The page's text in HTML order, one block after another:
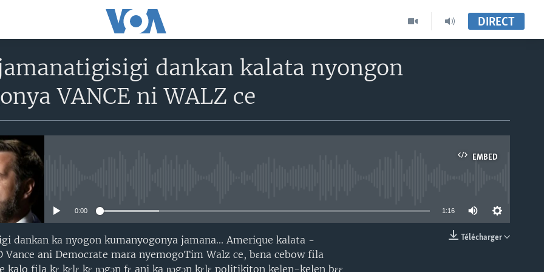
DIRECT
dankan kalata nyongon
VANCE ni WALZ ce
EMBED
0:00 1:16
Télécharger
dankan ka nyogon kumanyogonya jamana... Amerique kalata -
Vance ani Democrate mara nyemogoTim Walz ce, bɛna cebow fila
kalo fila kɛ kɛlɛ kɛ ɲɔgɔn fɛ ani ka ɲɔgɔn kɛlɛ politikiton kelen-kelen bɛɛ